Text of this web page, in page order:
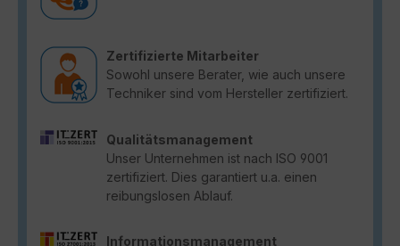
Zertifizierte Mitarbeiter
Sowohl unsere Berater, wie auch unsere
Techniker sind vom Hersteller zertifiziert.
Qualitätsmanagement
Unser Unternehmen ist nach ISO 9001
zertifiziert. Dies garantiert u.a. einen
reibungslosen Ablauf.
Informationsmanagement